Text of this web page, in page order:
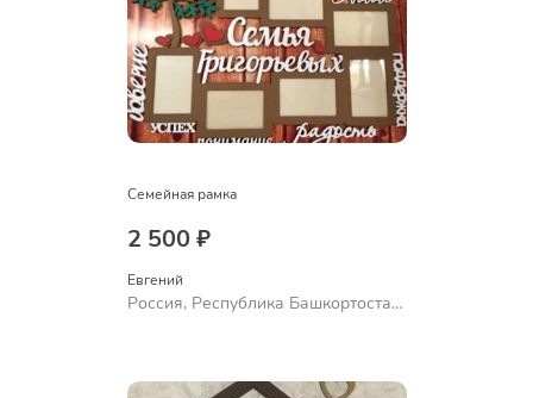
Семейная рамка
2 500 ₽
Евгений
Россия, Республика Башкортостан,